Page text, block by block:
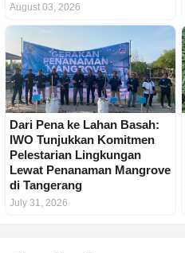
August 03, 2026
Dari Pena ke Lahan Basah:
IWO Tunjukkan Komitmen
Pelestarian Lingkungan
Lewat Penanaman Mangrove
di Tangerang
July 31, 2026